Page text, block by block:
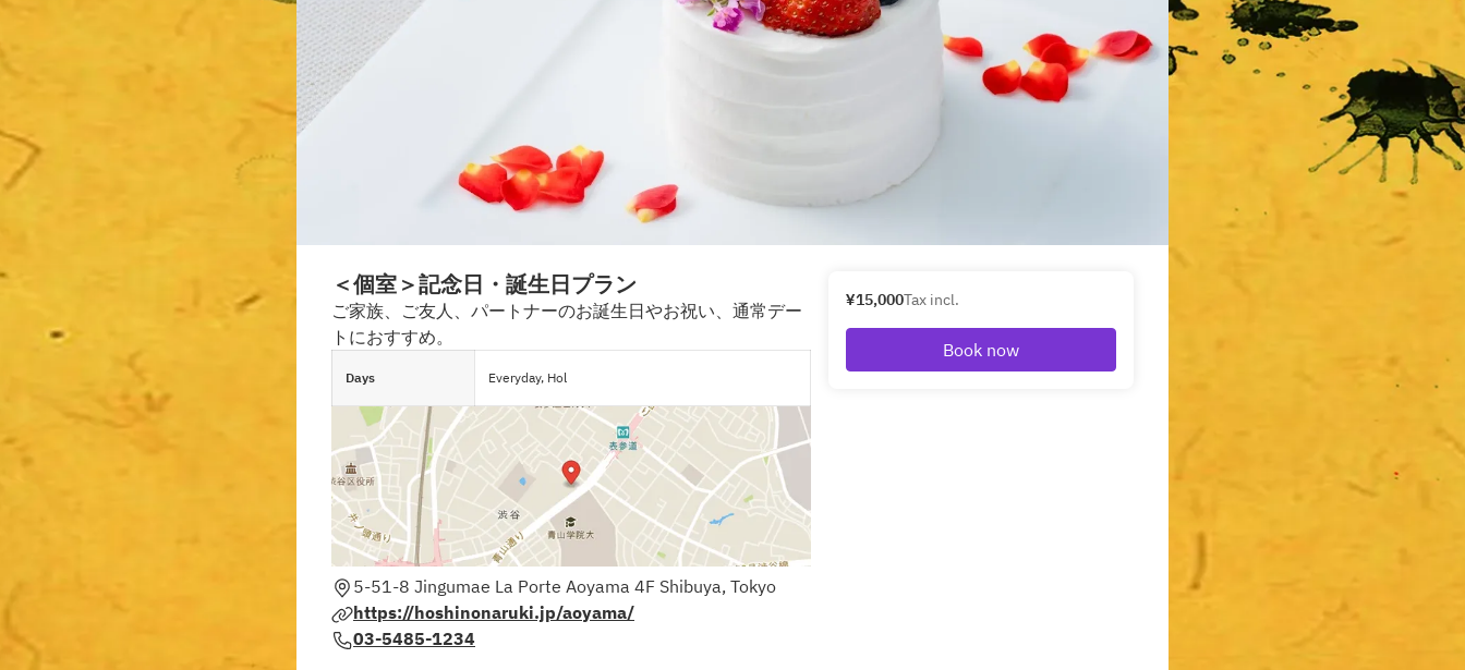
＜個室＞記念日・誕生日プラン
ご家族、ご友人、パートナーのお誕生日やお祝い、通常デー
トにおすすめ。
Days Everyday, Hol
5-51-8 Jingumae La Porte Aoyama 4F Shibuya, Tokyo
https://hoshinonaruki.jp/aoyama/
03-5485-1234
¥15,000Tax incl.
Book now